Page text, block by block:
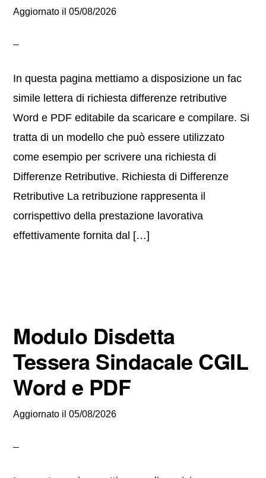
Aggiornato il05/08/2026
In questa pagina mettiamo a disposizione un fac
simile lettera di richiesta differenze retributive
Word e PDF editabile da scaricare e compilare. Si
tratta di un modello che può essere utilizzato
come esempio per scrivere una richiesta di
Differenze Retributive. Richiesta di Differenze
Retributive La retribuzione rappresenta il
corrispettivo della prestazione lavorativa
effettivamente fornita dal […]
Modulo Disdetta
Tessera Sindacale CGIL
Word e PDF
Aggiornato il05/08/2026